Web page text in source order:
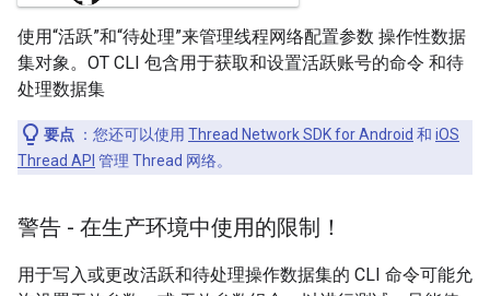
使用“活跃”和“待处理”来管理线程网络配置参数 操作性数据
集对象。OT CLI 包含用于获取和设置活跃账号的命令 和待
处理数据集
要点 ：您还可以使用 Thread Network SDK for Android 和 iOS
Thread API 管理 Thread 网络。
警告 - 在生产环境中使用的限制！
用于写入或更改活跃和待处理操作数据集的 CLI 命令可能允